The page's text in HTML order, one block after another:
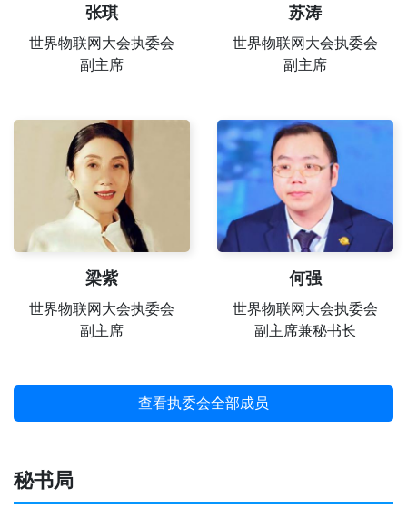
张琪
世界物联网大会执委会
副主席
苏涛
世界物联网大会执委会
副主席
梁紫
世界物联网大会执委会
副主席
何强
世界物联网大会执委会
副主席兼秘书长
查看执委会全部成员
秘书局